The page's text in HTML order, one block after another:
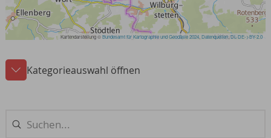
Kategorieauswahl öffnen